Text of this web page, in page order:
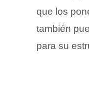
que los
también
para su